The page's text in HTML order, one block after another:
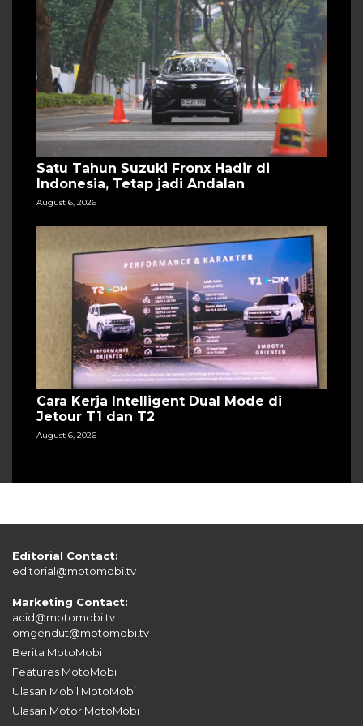
Satu Tahun Suzuki Fronx Hadir di
Indonesia, Tetap jadi Andalan
August 6, 2026
Cara Kerja Intelligent Dual Mode di
Jetour T1 dan T2
August 6, 2026
Editorial Contact:
editorial@motomobi.tv
Marketing Contact:
acid@motomobi.tv
omgendut@motomobi.tv
Berita MotoMobi
Features MotoMobi
Ulasan Mobil MotoMobi
Ulasan Motor MotoMobi